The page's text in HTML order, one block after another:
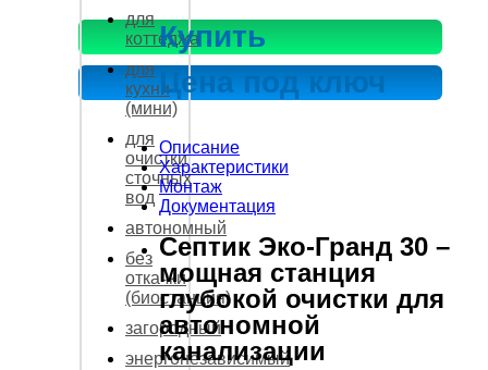
для
коттеджа
для
кухни
(мини)
для
очистки
сточных
вод
автономный
без
откачки
(биостанция)
загородный
энергонезависимый
Купить
Цена под ключ
Описание
Характеристики
Монтаж
Документация
Септик Эко-Гранд 30 –
мощная станция
глубокой очистки для
автономной
канализации